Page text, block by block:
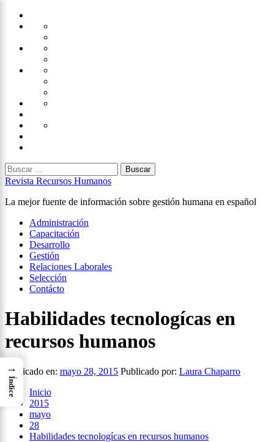
Saltar
Administración
Capacitación
Desarrollo
Gestión
Laborales
Selección
Buscar:
Revista Recursos Humanos
La mejor fuente de información sobre gestión humana en español
Menú
principal
Administración
Capacitación
Desarrollo
Gestión
Relaciones Laborales
Selección
Contácto
Habilidades tecnologícas en
recursos humanos
Publicado en: mayo 28, 2015 Publicado por: Laura Chaparro
Inicio
2015
mayo
28
Habilidades tecnologícas en recursos humanos
→
Índice